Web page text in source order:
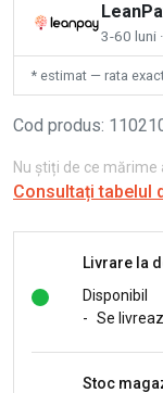
3-60 luni
* estimat — rata
Cod produs:
Nu știți de ce mărime
Consultați tabelul
Livrare la
Disponibil
- Se
Stoc